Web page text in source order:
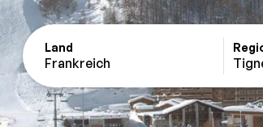
Land
Frankreich